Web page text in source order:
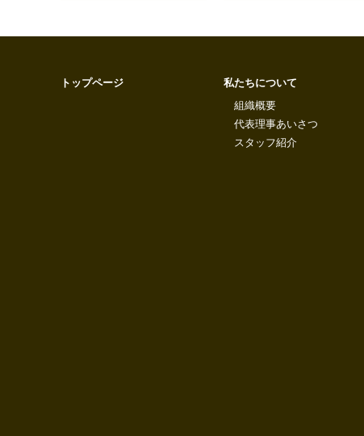
トップページ
私たちについて
組織概要
代表理事あいさつ
スタッフ紹介